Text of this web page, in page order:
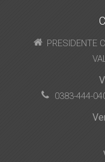
PRESIDENTE
0383-444-